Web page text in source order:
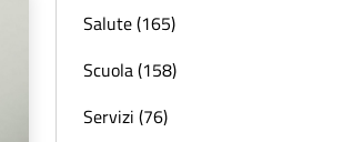
Salute (165)
Scuola (158)
Servizi (76)